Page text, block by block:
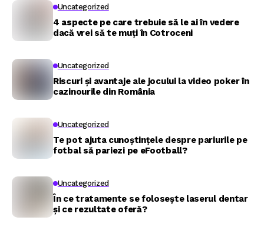
Uncategorized
4 aspecte pe care trebuie să le ai în vedere
dacă vrei să te muți în Cotroceni
Uncategorized
Riscuri și avantaje ale jocului la video poker în
cazinourile din România
Uncategorized
Te pot ajuta cunoștințele despre pariurile pe
fotbal să pariezi pe eFootball?
Uncategorized
În ce tratamente se folosește laserul dentar
și ce rezultate oferă?